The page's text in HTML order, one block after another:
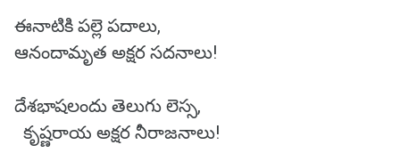
ఈనాటికి పల్లె పదాలు,
ఆనందామృత అక్షర సదనాలు!
దేశభాషలందు తెలుగు లెస్స,
కృష్ణరాయ అక్షర నీరాజనాలు!